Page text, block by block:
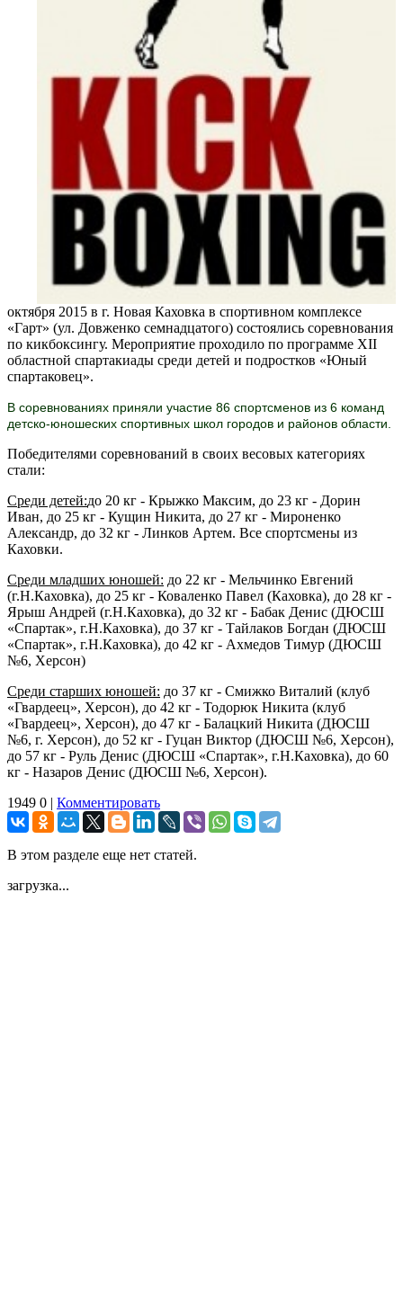
октября 2015 в г. Новая Каховка в спортивном комплексе
«Гарт» (ул. Довженко семнадцатого) состоялись соревнования
по кикбоксингу. Мероприятие проходило по программе XII
областной спартакиады среди детей и подростков «Юный
спартаковец».
В соревнованиях приняли участие 86 спортсменов из 6 команд
детско-юношеских спортивных школ городов и районов области.
Победителями соревнований в своих весовых категориях
стали:
Среди детей:до 20 кг - Крыжко Максим, до 23 кг - Дорин
Иван, до 25 кг - Кущин Никита, до 27 кг - Мироненко
Александр, до 32 кг - Линков Артем. Все спортсмены из
Каховки.
Среди младших юношей: до 22 кг - Мельчинко Евгений
(г.Н.Каховка), до 25 кг - Коваленко Павел (Каховка), до 28 кг -
Ярыш Андрей (г.Н.Каховка), до 32 кг - Бабак Денис (ДЮСШ
«Спартак», г.Н.Каховка), до 37 кг - Тайлаков Богдан (ДЮСШ
«Спартак», г.Н.Каховка), до 42 кг - Ахмедов Тимур (ДЮСШ
№6, Херсон)
Среди старших юношей: до 37 кг - Смижко Виталий (клуб
«Гвардеец», Херсон), до 42 кг - Тодорюк Никита (клуб
«Гвардеец», Херсон), до 47 кг - Балацкий Никита (ДЮСШ
№6, г. Херсон), до 52 кг - Гуцан Виктор (ДЮСШ №6, Херсон),
до 57 кг - Руль Денис (ДЮСШ «Спартак», г.Н.Каховка), до 60
кг - Назаров Денис (ДЮСШ №6, Херсон).
1949 0 | Комментировать
В этом разделе еще нет статей.
загрузка...